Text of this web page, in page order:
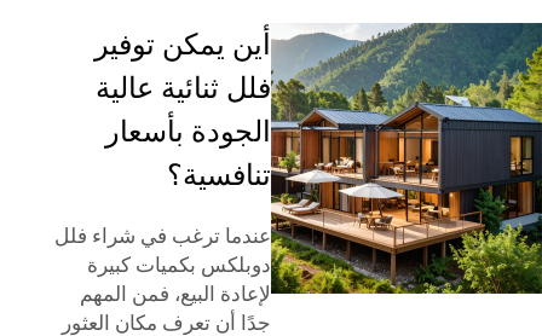
أين يمكن توفير
فلل ثنائية عالية
الجودة بأسعار
تنافسية؟
عندما ترغب في شراء فلل
دوبلكس بكميات كبيرة
لإعادة البيع، فمن المهم
جدًا أن تعرف مكان العثور